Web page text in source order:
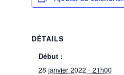
DÉTAILS
Début :
28 janvier 2022 - 21h00